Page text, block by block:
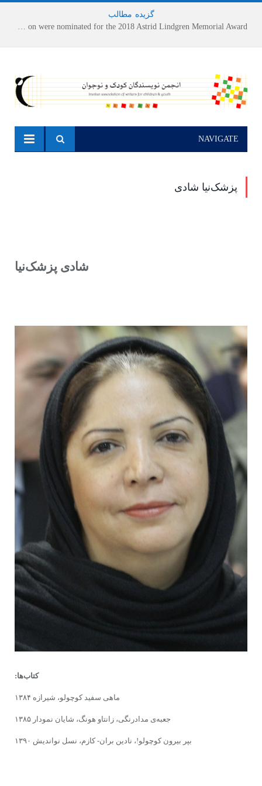
گزیده مطالب
NAVIGATE
پزشک‌نیا شادی
شادی پزشک‌نیا
کتاب‌ها:
ماهی سفید کوچولو، شیرازه ۱۳۸۴
جعبه‌ی مدادرنگی،‌ زانتاو هونگ، شایان نمودار ۱۳۸۵
بپر بیرون کوچولو!، نادین بران- کازم، نسل نواندیش ۱۳۹۰